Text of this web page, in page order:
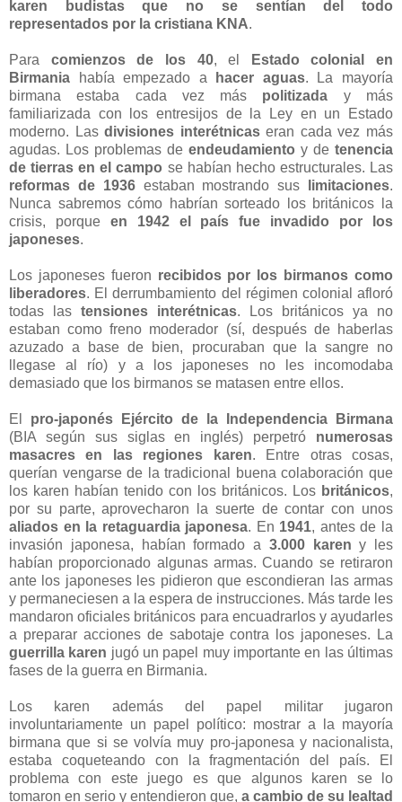
karen budistas que no se sentían del todo
representados por la cristiana KNA.
Para comienzos de los 40, el
Estado colonial en
Birmania había empezado a hacer aguas. La mayoría
birmana estaba cada vez más politizada y más
familiarizada con los entresijos de la Ley en un Estado
moderno. Lasdivisiones interétnicaseran cada vez más
agudas. Los problemas de endeudamiento y de tenencia
de tierras en el campo se habían hecho estructurales. Las
reformas de 1936estaban mostrando sus limitaciones.
Nunca sabremos cómo habrían sorteado los británicos la
crisis, porque en 1942 el país fue invadido por los
japoneses.
Los japoneses fueron recibidos por los birmanos como
liberadores. El derrumbamiento del régimen colonial afloró
todas las tensiones interétnicas. Los británicos ya no
estaban como freno moderador (sí, después de haberlas
azuzado a base de bien, procuraban que la sangre no
llegase al río) y a los japoneses no les incomodaba
demasiado que los birmanos se matasen entre ellos.
El pro-japonés Ejército de la Independencia Birmana
(BIA según sus siglas en inglés) perpetró numerosas
masacres en las regiones karen. Entre otras cosas,
querían vengarse de la tradicional buena colaboración que
los karen habían tenido con los británicos. Los británicos,
por su parte, aprovecharon la suerte de contar con unos
aliados en la retaguardia japonesa. En 1941, antes de la
invasión japonesa, habían formado a 3.000 karen y les
habían proporcionado algunas armas. Cuando se retiraron
ante los japoneses les pidieron que escondieran las armas
y permaneciesen a la espera de instrucciones. Más tarde les
mandaron oficiales británicos para encuadrarlos y ayudarles
a preparar acciones de sabotaje contra los japoneses. La
guerrilla karen jugó un papel muy importante en las últimas
fases de la guerra en Birmania.
Los karen además del papel militar jugaron
involuntariamente un papel político: mostrar a la mayoría
birmana que si se volvía muy pro-japonesa y nacionalista,
estaba coqueteando con la fragmentación del país. El
problema con este juego es que algunos karen se lo
tomaron en serio y entendieron que, a cambio de su lealtad